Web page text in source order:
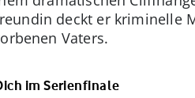
deckt er kriminelle
Vaters.
im Serienfinale